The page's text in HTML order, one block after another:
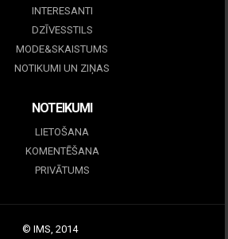
INTERESANTI
DZĪVESSTILS
MODE&SKAISTUMS
NOTIKUMI UN ZIŅAS
NOTEIKUMI
LIETOŠANA
KOMENTĒŠANA
PRIVĀTUMS
© IMS, 2014